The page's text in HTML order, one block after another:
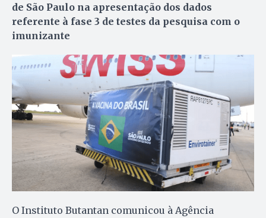
de São Paulo na apresentação dos dados
referente à fase 3 de testes da pesquisa com o
imunizante
O Instituto Butantan comunicou à Agência